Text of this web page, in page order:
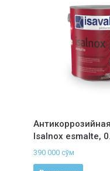
Isalnox esmalte,
390 000 сўм